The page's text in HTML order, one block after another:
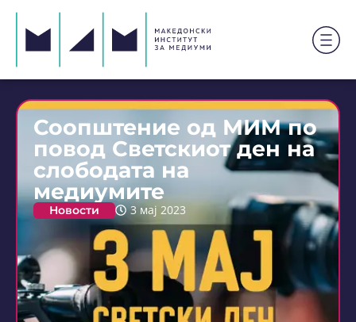
Соопштение од МИМ по
повод Светскиот ден на
слободата на
медиумите
Новости 3 мај 2023